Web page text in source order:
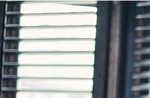
von und nach Aristophanes –
– Lesung Halloween-Spezial
107